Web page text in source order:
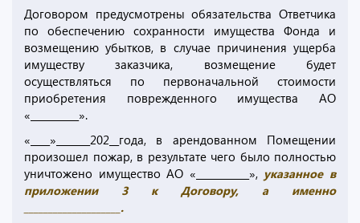
Договором предусмотрены обязательства Ответчика
по обеспечению сохранности имущества Фонда и
возмещению убытков, в случае причинения ущерба
имуществу заказчика, возмещение будет
осуществляться по первоначальной стоимости
приобретения поврежденного имущества АО
«__________».
«____»_______202__года, в арендованном Помещении
произошел пожар, в результате чего было полностью
уничтожено имущество АО «___________», указанное в
приложении 3 к Договору, а именно
____________________.